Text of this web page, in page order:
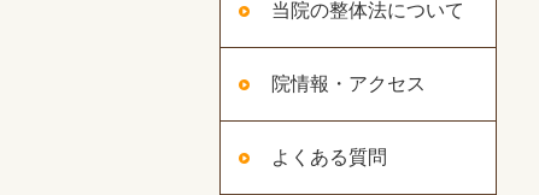
当院の整体法について
院情報・アクセス
よくある質問